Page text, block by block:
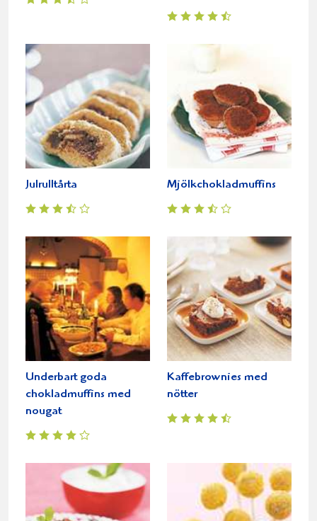
Julrulltårta Mjölkchokladmuffins
Underbart goda
chokladmuffins med
nougat
Kaffebrownies med
nötter